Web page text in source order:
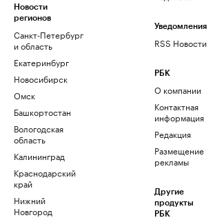
Новости
регионов
Санкт-Петербург
и область
Екатеринбург
Новосибирск
Омск
Башкортостан
Вологодская
область
Калининград
Краснодарский
край
Нижний
Новгород
Уведомления
RSS Новости
РБК
О компании
Контактная
информация
Редакция
Размещение
рекламы
Другие
продукты
РБК